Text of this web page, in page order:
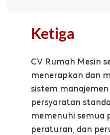
Ketiga
CV Rumah Mesin
menerapkan dan
sistem
persyaratan
memenuhi semua
peraturan, dan